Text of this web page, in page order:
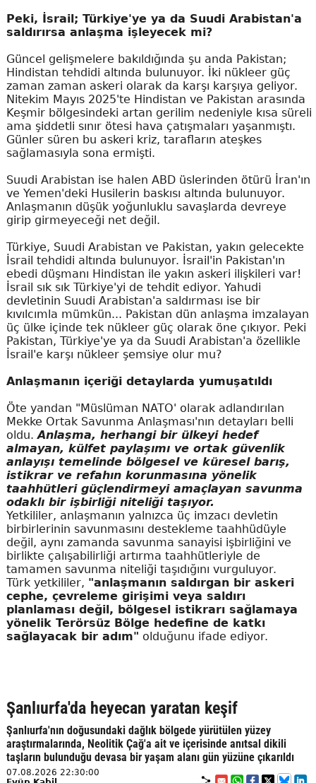
Peki, İsrail; Türkiye'ye ya da Suudi Arabistan'a
saldırırsa anlaşma işleyecek mi?
Güncel gelişmelere bakıldığında şu anda Pakistan;
Hindistan tehdidi altında bulunuyor. İki nükleer güç
zaman zaman askeri olarak da karşı karşıya geliyor.
Nitekim Mayıs 2025'te Hindistan ve Pakistan arasında
Keşmir bölgesindeki artan gerilim nedeniyle kısa süreli
ama şiddetli sınır ötesi hava çatışmaları yaşanmıştı.
Günler süren bu askeri kriz, tarafların ateşkes
sağlamasıyla sona ermişti.
Suudi Arabistan ise halen ABD üslerinden ötürü İran'ın
ve Yemen'deki Husilerin baskısı altında bulunuyor.
Anlaşmanın düşük yoğunluklu savaşlarda devreye
girip girmeyeceği net değil.
Türkiye, Suudi Arabistan ve Pakistan, yakın gelecekte
İsrail tehdidi altında bulunuyor. İsrail'in Pakistan'ın
ebedi düşmanı Hindistan ile yakın askeri ilişkileri var!
İsrail sık sık Türkiye'yi de tehdit ediyor. Yahudi
devletinin Suudi Arabistan'a saldırması ise bir
kıvılcımla mümkün... Pakistan dün anlaşma imzalayan
üç ülke içinde tek nükleer güç olarak öne çıkıyor. Peki
Pakistan, Türkiye'ye ya da Suudi Arabistan'a özellikle
İsrail'e karşı nükleer şemsiye olur mu?
Anlaşmanın içeriği detaylarda yumuşatıldı
Öte yandan "Müslüman NATO' olarak adlandırılan
Mekke Ortak Savunma Anlaşması'nın detayları belli
oldu.Anlaşma, herhangi bir ülkeyi hedef
almayan, külfet paylaşımı ve ortak güvenlik
anlayışı temelinde bölgesel ve küresel barış,
istikrar ve refahın korunmasına yönelik
taahhütleri güçlendirmeyi amaçlayan savunma
odaklı bir işbirliği niteliği taşıyor.
Yetkililer, anlaşmanın yalnızca üç imzacı devletin
birbirlerinin savunmasını destekleme taahhüdüyle
değil, aynı zamanda savunma sanayisi işbirliğini ve
birlikte çalışabilirliği artırma taahhütleriyle de
tamamen savunma niteliği taşıdığını vurguluyor.
Türk yetkililer, "anlaşmanın saldırgan bir askeri
cephe, çevreleme girişimi veya saldırı
planlaması değil, bölgesel istikrarı sağlamaya
yönelik Terörsüz Bölge hedefine de katkı
sağlayacak bir adım" olduğunu ifade ediyor.
Şanlıurfa'da heyecan yaratan keşif
Şanlıurfa'nın doğusundaki dağlık bölgede yürütülen yüzey
araştırmalarında, Neolitik Çağ'a ait ve içerisinde anıtsal dikili
taşların bulunduğu devasa bir yaşam alanı gün yüzüne çıkarıldı
07.08.2026 22:30:00